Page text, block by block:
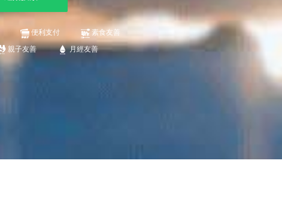
便利支付
素食友善
親子友善 月經友善